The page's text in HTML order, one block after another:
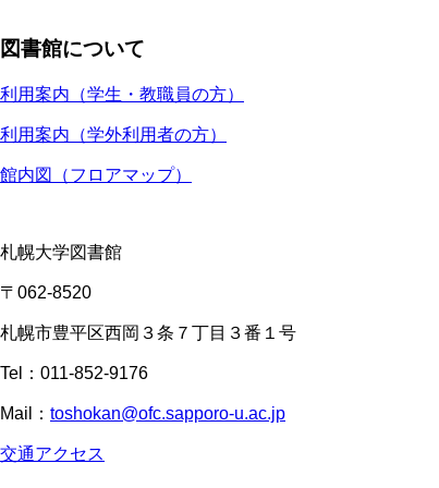
図書館について
利用案内（学生・教職員の方）
利用案内（学外利用者の方）
館内図（フロアマップ）
札幌大学図書館
〒062-8520
札幌市豊平区西岡３条７丁目３番１号
Tel：011-852-9176
Mail： toshokan@ofc.sapporo-u.ac.jp
交通アクセス